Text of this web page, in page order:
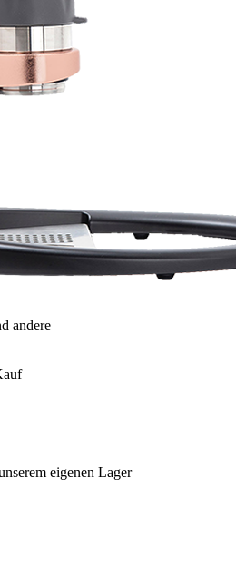
andere
eigenen Lager